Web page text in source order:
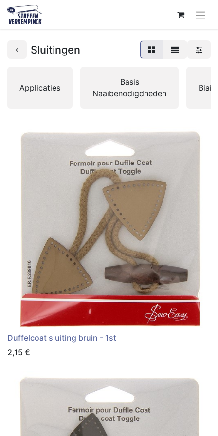
Sluitingen
Applicaties
Basis
Naaibenodigdheden
Duffelcoat sluiting bruin - 1st
2,15 €